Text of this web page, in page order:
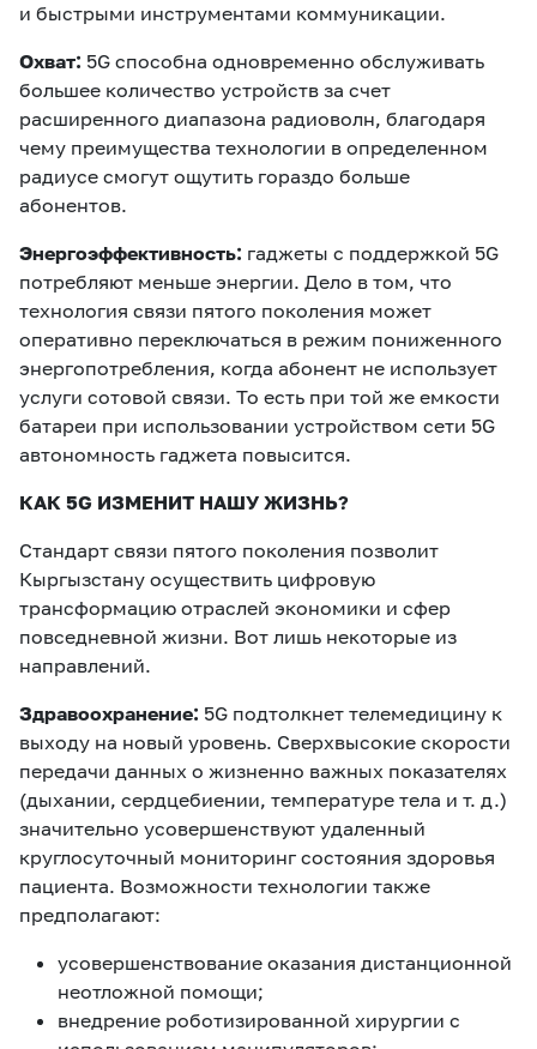
и быстрыми инструментами коммуникации.
Охват: 5G способна одновременно обслуживать
большее количество устройств за счет
расширенного диапазона радиоволн, благодаря
чему преимущества технологии в определенном
радиусе смогут ощутить гораздо больше
абонентов.
Энергоэффективность: гаджеты с поддержкой 5G
потребляют меньше энергии. Дело в том, что
технология связи пятого поколения может
оперативно переключаться в режим пониженного
энергопотребления, когда абонент не использует
услуги сотовой связи. То есть при той же емкости
батареи при использовании устройством сети 5G
автономность гаджета повысится.
КАК 5G ИЗМЕНИТ НАШУ ЖИЗНЬ?
Стандарт связи пятого поколения позволит
Кыргызстану осуществить цифровую
трансформацию отраслей экономики и сфер
повседневной жизни. Вот лишь некоторые из
направлений.
Здравоохранение: 5G подтолкнет телемедицину к
выходу на новый уровень. Сверхвысокие скорости
передачи данных о жизненно важных показателях
(дыхании, сердцебиении, температуре тела и т. д.)
значительно усовершенствуют удаленный
круглосуточный мониторинг состояния здоровья
пациента. Возможности технологии также
предполагают:
усовершенствование оказания дистанционной
неотложной помощи;
внедрение роботизированной хирургии с